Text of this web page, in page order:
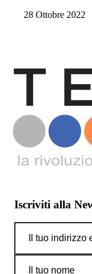
28 Ottobre 2022
Iscriviti alla